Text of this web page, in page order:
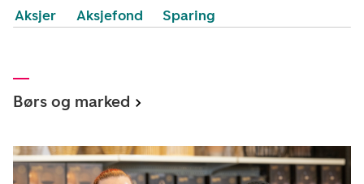
Aksjer Aksjefond Sparing
Børs og marked